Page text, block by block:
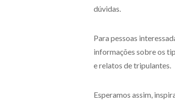
dúvidas.
Para pessoas
informações sobre os
e relatos de tripulantes.
Esperamos assim,